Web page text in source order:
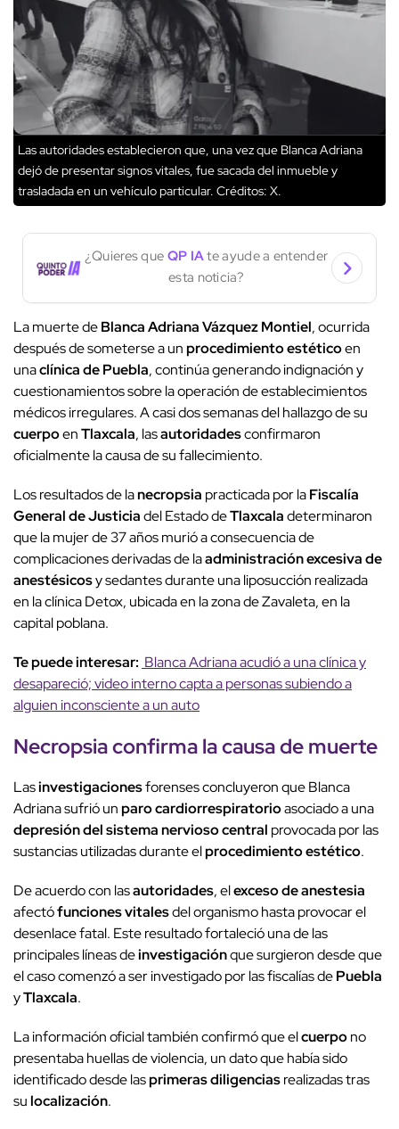
Las autoridades establecieron que, una vez que Blanca Adriana
dejó de presentar signos vitales, fue sacada del inmueble y
trasladada en un vehículo particular. Créditos: X.
¿Quieres que QP IAte ayude a entender
esta noticia?
La muerte deBlanca Adriana Vázquez Montiel, ocurrida
después de someterse a unprocedimiento estéticoen
unaclínica de Puebla, continúa generando indignación y
cuestionamientos sobre la operación de establecimientos
médicos irregulares. A casi dos semanas del hallazgo de su
cuerpoenTlaxcala, lasautoridadesconfirmaron
oficialmente la causa de su fallecimiento.
Los resultados de lanecropsia practicada por laFiscalía
General de Justiciadel Estado deTlaxcaladeterminaron
que la mujer de 37 años murió a consecuencia de
complicaciones derivadas de laadministración excesiva de
anestésicosy sedantes durante una liposucción realizada
en la clínica Detox, ubicada en la zona de Zavaleta, en la
capital poblana.
Te puede interesar: Blanca Adriana acudió a una clínica y
desapareció; video interno capta a personas subiendo a
alguien inconsciente a un auto
Necropsiaconfirma lacausa de muerte
Lasinvestigacionesforenses concluyeron que Blanca
Adriana sufrió unparo cardiorrespiratorioasociado a una
depresión del sistema nervioso central provocada por las
sustancias utilizadas durante elprocedimiento estético.
De acuerdo con lasautoridades, elexceso de anestesia
afectófunciones vitalesdel organismo hasta provocar el
desenlace fatal. Este resultado fortaleció una de las
principales líneas deinvestigaciónque surgieron desde que
el caso comenzó a ser investigado por las fiscalías dePuebla
yTlaxcala.
La información oficial también confirmó que elcuerpono
presentaba huellas de violencia, un dato que había sido
identificado desde lasprimeras diligenciasrealizadas tras
sulocalización.